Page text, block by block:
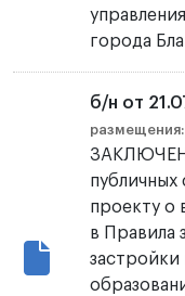
города
б/н от
публичных
проекту о
в Правила
застройки